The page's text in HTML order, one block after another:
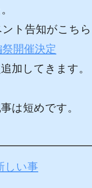
ト告知がこち
開催決定
加してきます。
は短めです。
しい事